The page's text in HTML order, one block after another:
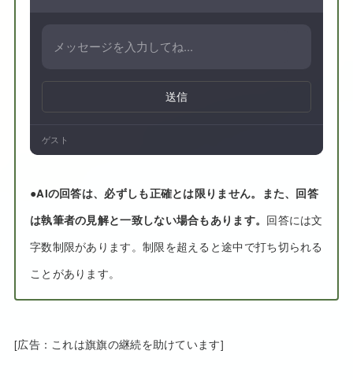
送信
ゲスト
●AIの回答は、必ずしも正確とは限りません。また、回答
は執筆者の見解と一致しない場合もあります。 回答には文
字数制限があります。制限を超えると途中で打ち切られる
ことがあります。
[広告：これは旗旗の継続を助けています]